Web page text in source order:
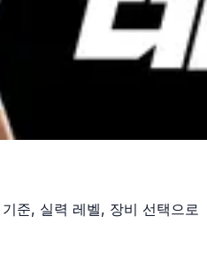
준, 실력 레벨, 장비 선택으로